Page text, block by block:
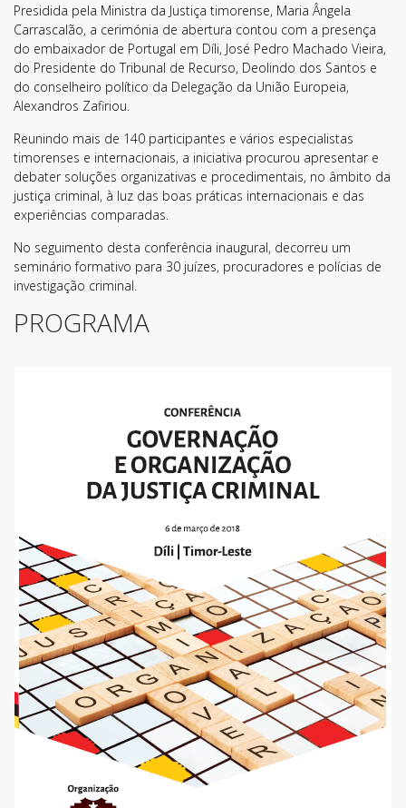
Presidida pela Ministra da Justiça timorense, Maria Ângela
Carrascalão, a cerimónia de abertura contou com a presença
do embaixador de Portugal em Díli, José Pedro Machado Vieira,
do Presidente do Tribunal de Recurso, Deolindo dos Santos e
do conselheiro político da Delegação da União Europeia,
Alexandros Zafiriou.
Reunindo mais de 140 participantes e vários especialistas
timorenses e internacionais, a iniciativa procurou apresentar e
debater soluções organizativas e procedimentais, no âmbito da
justiça criminal, à luz das boas práticas internacionais e das
experiências comparadas.
No seguimento desta conferência inaugural, decorreu um
seminário formativo para 30 juízes, procuradores e polícias de
investigação criminal.
PROGRAMA